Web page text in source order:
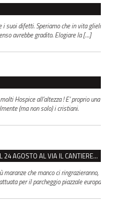
i suoi difetti. Speriamo che in vita glieli
avrebbe gradito. Elogiare la […]
Hospice all’altezza ! E’ proprio una
(ma non solo) i cristiani.
REGGIO. PORTA SANTA CROCE, DAL 24 AGOSTO AL VIA IL CANTIERE PER IL NUOVO COLLETTORE FOGNARIO
che manco ci ringrazieranno,
per il parcheggio piazzale europa